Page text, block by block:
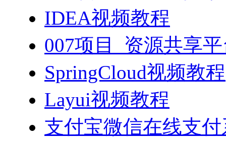
IDEA视频教程
007项目_资源共享
SpringCloud视频教程
Layui视频教程
支付宝微信在线支